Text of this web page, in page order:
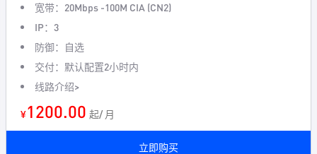
宽带：20Mbps -100M CIA (CN2)
IP：3
防御：自选
交付：默认配置2小时内
线路介绍>
¥1200.00 起/ 月
立即购买